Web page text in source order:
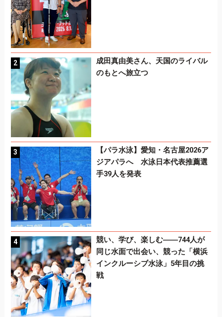
成田真由美さん、天国のライバル
のもとへ旅立つ
【パラ水泳】愛知・名古屋2026ア
ジアパラへ 水泳日本代表推薦選
手39人を発表
競い、学び、楽しむ――744人が
同じ水面で出会い、競った「横浜
インクルーシブ水泳」5年目の挑
戦